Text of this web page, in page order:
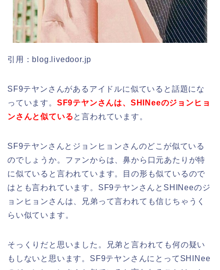
引用：blog.livedoor.jp
SF9テヤンさんがあるアイドルに似ていると話題にな
っています。 SF9テヤンさんは、SHINeeのジョンヒョ
ンさんと似ていると言われています。
SF9テヤンさんとジョンヒョンさんのどこが似ている
のでしょうか。ファンからは、鼻から口元あたりが特
に似ていると言われています。目の形も似ているので
はとも言われています。SF9テヤンさんとSHINeeのジ
ョンヒョンさんは、兄弟って言われても信じちゃうく
らい似ています。
そっくりだと思いました。兄弟と言われても何の疑い
もしないと思います。SF9テヤンさんにとってSHINee